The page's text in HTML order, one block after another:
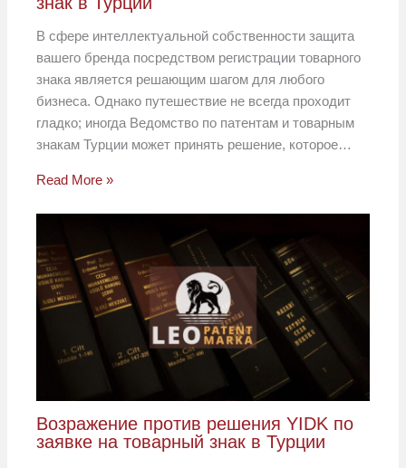
В сфере интеллектуальной собственности защита
вашего бренда посредством регистрации товарного
знака является решающим шагом для любого
бизнеса. Однако путешествие не всегда проходит
гладко; иногда Ведомство по патентам и товарным
знакам Турции может принять решение, которое…
Read More »
Возражение против решения YIDK по
заявке на товарный знак в Турции